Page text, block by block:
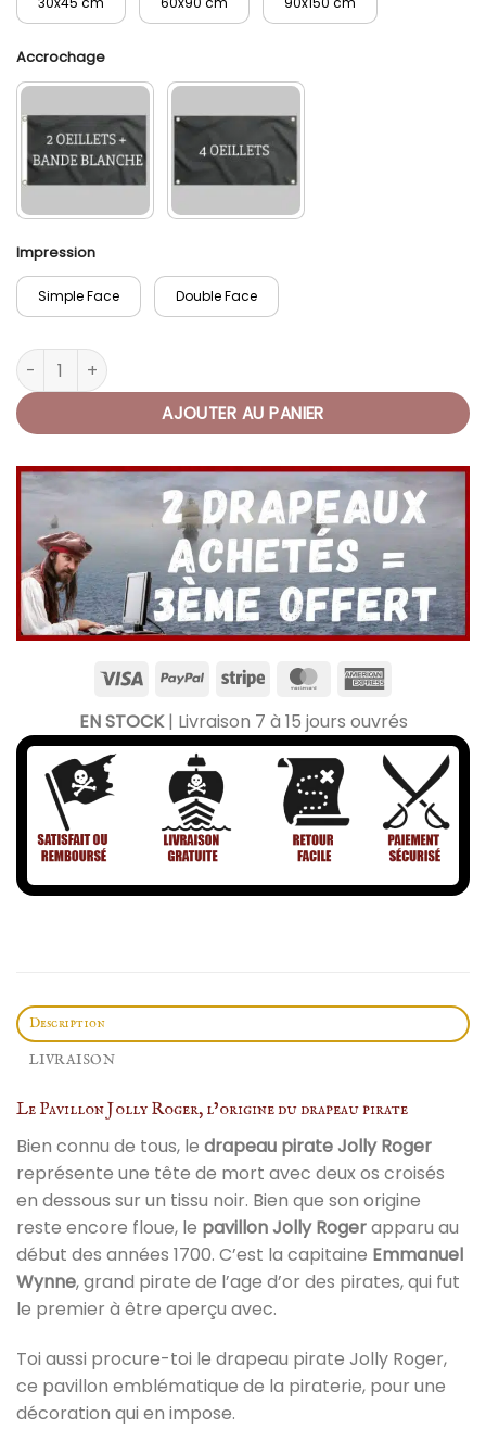
Accrochage
Impression
Simple Face Double Face
quantité de Drapeau Pirate Jolly Roger
AJOUTER AU PANIER
EN STOCK| Livraison 7 à 15 jours ouvrés
Description
LIVRAISON
Le Pavillon Jolly Roger, l’origine du drapeau pirate
Bien connu de tous, le drapeau pirate Jolly Roger
représente une tête de mort avec deux os croisés
en dessous sur un tissu noir. Bien que son origine
reste encore floue, le pavillon Jolly Rogerapparu au
début des années 1700. C’est la capitaine Emmanuel
Wynne, grand pirate de l’age d’or des pirates, qui fut
le premier à être aperçu avec.
Toi aussi procure-toi le drapeau pirate Jolly Roger,
ce pavillon emblématique de la piraterie, pour une
décoration qui en impose.